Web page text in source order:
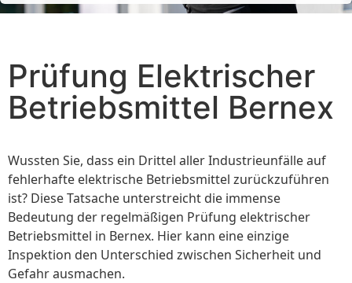
Prüfung Elektrischer
Betriebsmittel Bernex
Wussten Sie, dass ein Drittel aller Industrieunfälle auf
fehlerhafte elektrische Betriebsmittel zurückzuführen
ist? Diese Tatsache unterstreicht die immense
Bedeutung der regelmäßigen Prüfung elektrischer
Betriebsmittel in Bernex. Hier kann eine einzige
Inspektion den Unterschied zwischen Sicherheit und
Gefahr ausmachen.